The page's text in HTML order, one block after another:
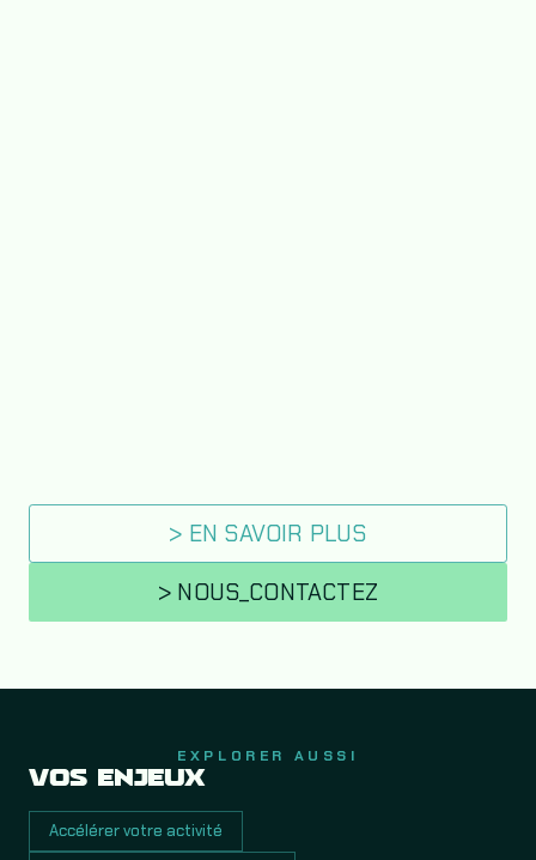
> EN SAVOIR PLUS
> NOUS_CONTACTEZ
EXPLORER AUSSI
VOS ENJEUX
Accélérer votre activité